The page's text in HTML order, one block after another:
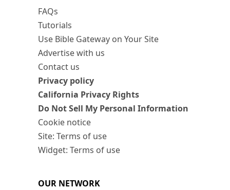
FAQs
Tutorials
Use Bible Gateway on Your Site
Advertise with us
Contact us
Privacy policy
California Privacy Rights
Do Not Sell My Personal Information
Cookie notice
Site: Terms of use
Widget: Terms of use
OUR NETWORK